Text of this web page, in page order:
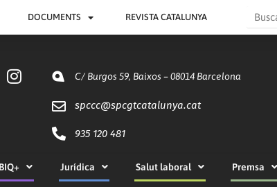
DOCUMENTS REVISTA CATALUNYA Search
C/ Burgos 59, Baixos – 08014 Barcelona
spccc@spcgtcatalunya.cat
935 120 481
Jurídica Salut laboral Premsa